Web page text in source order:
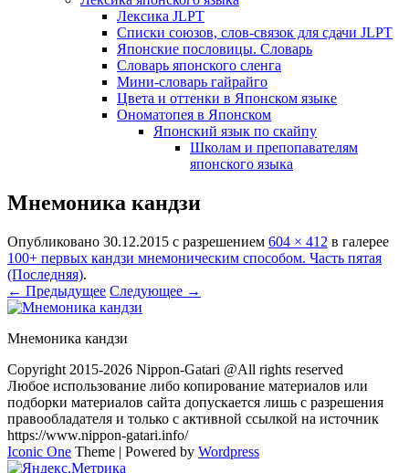
Лексика JLPT
Списки союзов, слов-связок для сдачи JLPT
Японские пословицы. Словарь
Словарь японского сленга
Мини-словарь гайрайго
Цвета и оттенки в Японском языке
Ономатопея в Японском
Японский язык по скайпу
Школам и препопавателям
японского языка
Мнемоника кандзи
Опубликовано 30.12.2015 с разрешением 604 × 412 в галерее
100+ первых кандзи мнемоническим способом. Часть пятая
(Последняя).
← Предыдущее Следующее →
Мнемоника кандзи
Copyright 2015-2026 Nippon-Gatari @All rights reserved
Любое использование либо копирование материалов или
подборки материалов сайта допускается лишь с разрешения
правообладателя и только с активной ссылкой на источник
https://www.nippon-gatari.info/
Iconic One Theme | Powered by Wordpress